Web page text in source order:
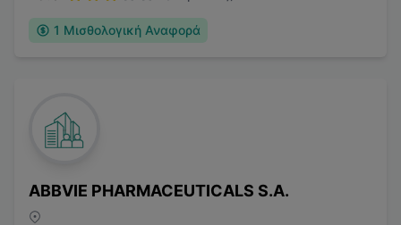
1 Μισθολογική Αναφορά
ABBVIE PHARMACEUTICALS S.A.